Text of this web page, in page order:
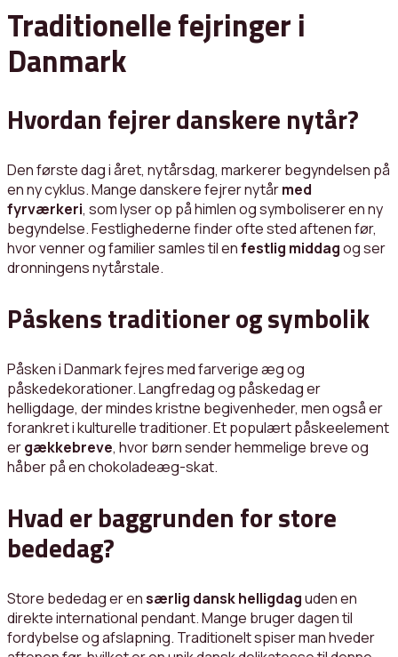
Traditionelle fejringer i
Danmark
Hvordan fejrer danskere nytår?
Den første dag i året, nytårsdag, markerer begyndelsen på
en ny cyklus. Mange danskere fejrer nytårmed
fyrværkeri, som lyser op på himlen og symboliserer en ny
begyndelse. Festlighederne finder ofte sted aftenen før,
hvor venner og familier samles til enfestlig middagog ser
dronningens nytårstale.
Påskens traditioner og symbolik
Påsken i Danmark fejres med farverige æg og
påskedekorationer. Langfredag og påskedag er
helligdage, der mindes kristne begivenheder, men også er
forankret i kulturelle traditioner. Et populært påskeelement
ergækkebreve, hvor børn sender hemmelige breve og
håber på en chokoladeæg-skat.
Hvad er baggrunden for store
bededag?
Store bededag er ensærlig dansk helligdaguden en
direkte international pendant. Mange bruger dagen til
fordybelse og afslapning. Traditionelt spiser man hveder